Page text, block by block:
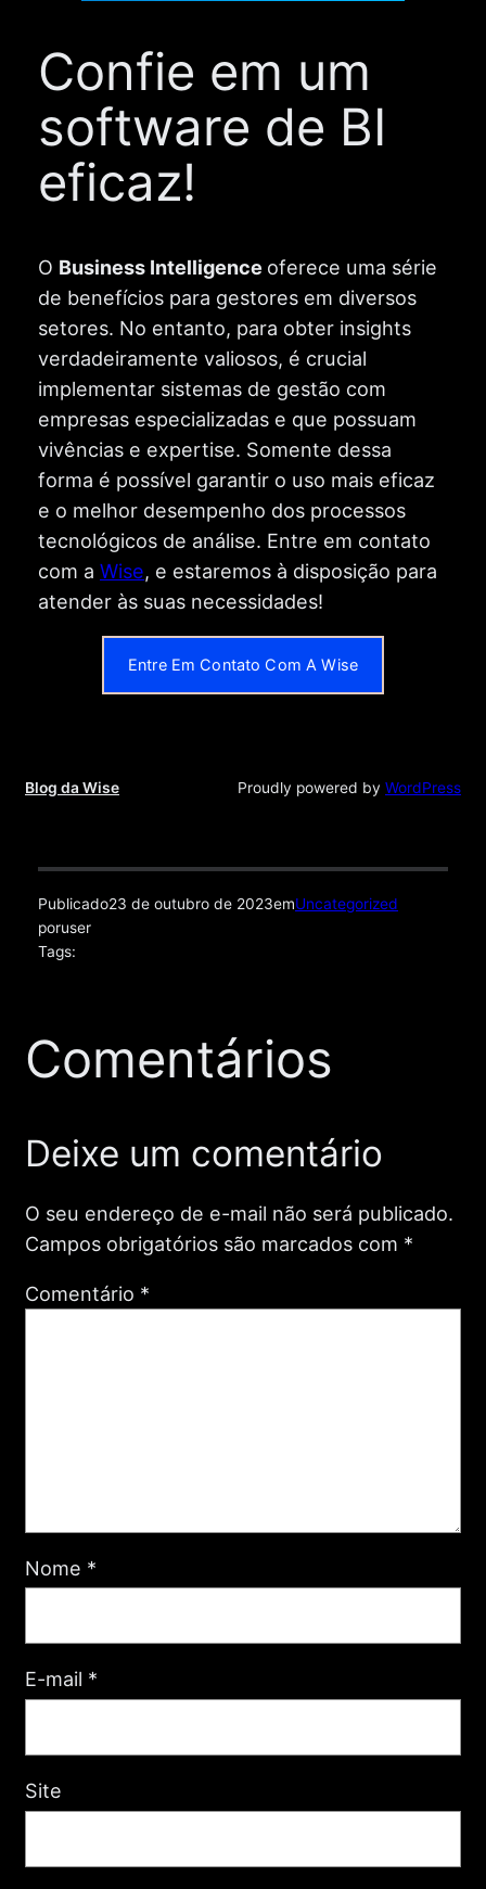
Confie em um
software de BI
eficaz!
O Business Intelligence oferece uma série
de benefícios para gestores em diversos
setores. No entanto, para obter insights
verdadeiramente valiosos, é crucial
implementar sistemas de gestão com
empresas especializadas e que possuam
vivências e expertise. Somente dessa
forma é possível garantir o uso mais eficaz
e o melhor desempenho dos processos
tecnológicos de análise. Entre em contato
com a Wise, e estaremos à disposição para
atender às suas necessidades!
Entre Em Contato Com A Wise
Blog da Wise Proudly powered by WordPress
Publicado23 de outubro de 2023emUncategorized
poruser
Tags:
Comentários
Deixe um comentário
O seu endereço de e-mail não será publicado.
Campos obrigatórios são marcados com *
Comentário *
Nome *
E-mail *
Site